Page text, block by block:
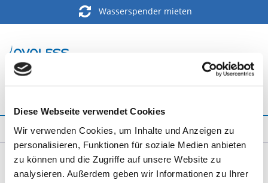
Diese Webseite verwendet Cookies
Wir verwenden Cookies, um Inhalte und Anzeigen zu
personalisieren, Funktionen für soziale Medien anbieten
zu können und die Zugriffe auf unsere Website zu
analysieren. Außerdem geben wir Informationen zu Ihrer
Wasserspender mieten
Menü
Aktuelles
Filtern